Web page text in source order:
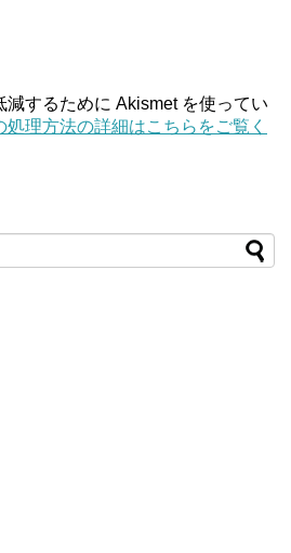
減するために Akismet を使ってい
処理方法の詳細はこちらをご覧く